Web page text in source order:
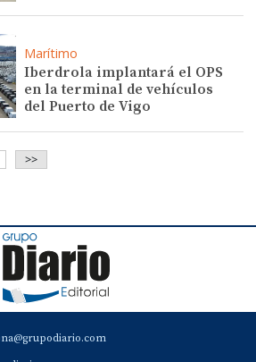
Marítimo
Iberdrola implantará el OPS
en la terminal de vehículos
del Puerto de Vigo
>>